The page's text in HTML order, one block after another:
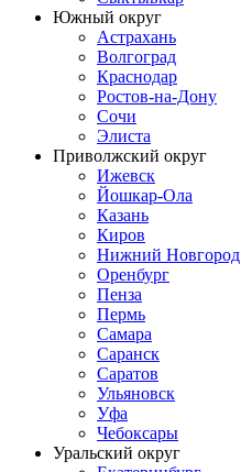
Южный округ
Астрахань
Волгоград
Краснодар
Ростов-на-Дону
Сочи
Элиста
Приволжский округ
Ижевск
Йошкар-Ола
Казань
Киров
Нижний Новгород
Оренбург
Пенза
Пермь
Самара
Саранск
Саратов
Ульяновск
Уфа
Чебоксары
Уральский округ